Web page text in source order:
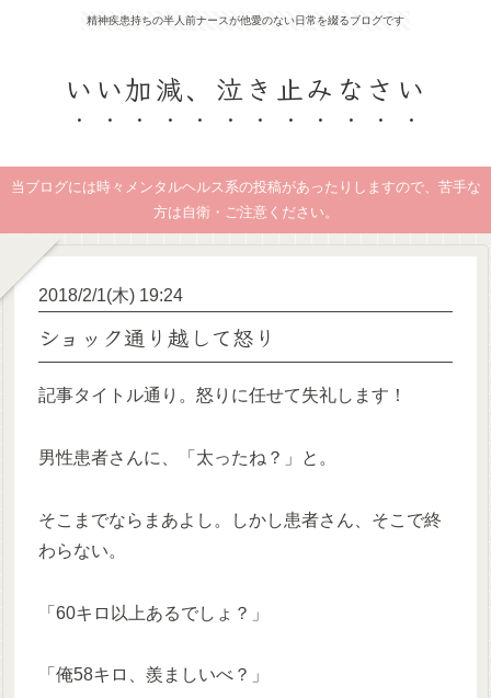
精神疾患持ちの半人前ナースが他愛のない日常を綴るブログです
いい加減、泣き止みなさい
当ブログには時々メンタルヘルス系の投稿があったりしますので、苦手な
方は自衛・ご注意ください。
2018/2/1(木) 19:24
ショック通り越して怒り
記事タイトル通り。怒りに任せて失礼します！
男性患者さんに、「太ったね？」と。
そこまでならまあよし。しかし患者さん、そこで終
わらない。
「60キロ以上あるでしょ？」
「俺58キロ、羨ましいべ？」